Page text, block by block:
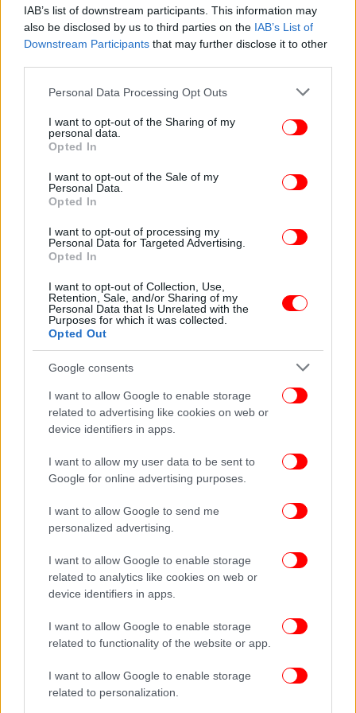
IAB’s list of downstream participants. This information may
also be disclosed by us to third parties on the IAB’s List of
Downstream Participants that may further disclose it to other
Please note that this website/app uses one or more Google
not limited to your visit or usage behaviour. You may click to
grant or deny consent to Google and its third-party tags to
use your data for below specified purposes in below Google
consent section.
Personal Data Processing Opt Outs
I want to opt-out of the Sharing of my
personal data.
Opted In
I want to opt-out of the Sale of my
Personal Data.
Opted In
I want to opt-out of processing my
Personal Data for Targeted Advertising.
Opted In
I want to opt-out of Collection, Use,
Retention, Sale, and/or Sharing of my
Personal Data that Is Unrelated with the
Purposes for which it was collected.
Opted Out
Google consents
I want to allow Google to enable storage
related to advertising like cookies on web or
device identifiers in apps.
I want to allow my user data to be sent to
Google for online advertising purposes.
I want to allow Google to send me
personalized advertising.
I want to allow Google to enable storage
related to analytics like cookies on web or
device identifiers in apps.
I want to allow Google to enable storage
related to functionality of the website or app.
I want to allow Google to enable storage
related to personalization.
ξεπροβάλλει στην είσοδό του ο Μπρέζνιεφ μετά της
συζύγου και της κόρης, οι οποίες για κάποιο
ανεξήγητο λόγο μοιάζουν συνομήλικες.
Αισθητική του επιλογή να μην ακολουθεί καμία
μάρκετινγκ αντίκεινται στην καθαρή πολιτική και
εμπίπτουν στο πεδίο της διαδικασίας
φετιχοποίησης του εμπορεύματος, η οποία (πράγμα
κακό!) συγκαλύπτει την εργασία από την οποία
προέκυψε, απομακρύνοντας το προϊόν από την
πρωταρχική πηγή του.